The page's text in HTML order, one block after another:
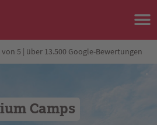
von 5 | über 13.500 Google-Bewertungen
Camps